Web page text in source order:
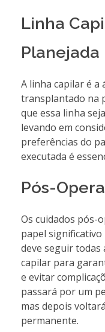
Linha
Planejada
A linha capilar é a
transplantado na
que essa linha
levando em
preferências do
executada é
Pós-
Os cuidados pós-
papel
deve seguir
capilar para
e evitar
passará por um
mas depois
permanente.